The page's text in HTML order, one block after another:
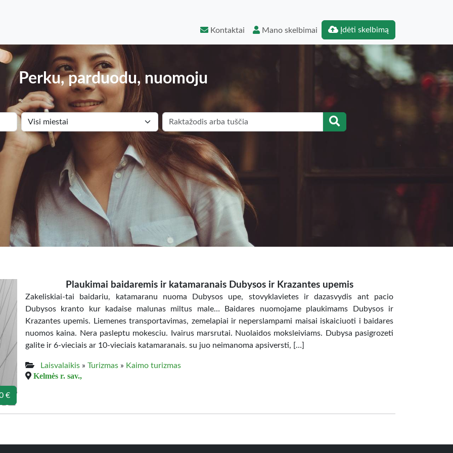
Kontaktai Mano skelbimai Įdėti skelbimą
Perku, parduodu, nuomoju
€
Plaukimai baidaremis ir katamaranais Dubysos ir Krazantes upemis
Zakeliskiai-tai baidariu, katamaranu nuoma Dubysos upe, stovyklavietes ir dazasvydis ant pacio
Dubysos kranto kur kadaise malunas miltus male… Baidares nuomojame plaukimams Dubysos ir
Krazantes upemis. Liemenes transportavimas, zemelapiai ir neperslampami maisai iskaiciuoti i baidares
nuomos kaina. Nera pasleptu mokesciu. Ivairus marsrutai. Nuolaidos moksleiviams. Dubysa pasigrozeti
galite ir 6-vieciais ar 10-vieciais katamaranais. su juo neimanoma apsiversti, […]
Laisvalaikis » Turizmas » Kaimo turizmas
Kelmės r. sav.,